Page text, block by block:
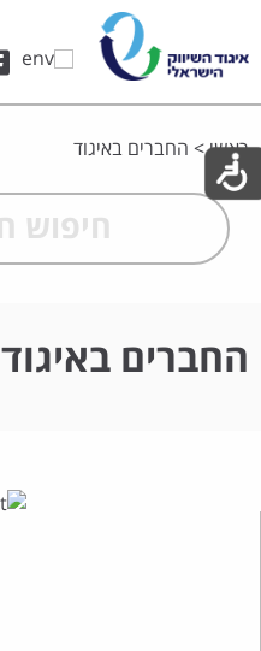
ראשי> החברים באיגוד
החברים באיגוד